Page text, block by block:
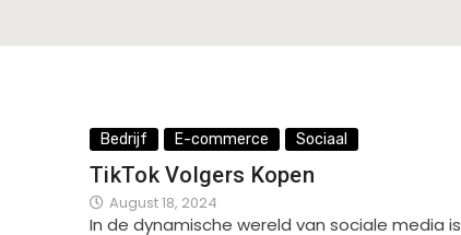
Bedrijf E-commerce Sociaal
TikTok Volgers Kopen
August 18, 2024
In de dynamische wereld van sociale media is